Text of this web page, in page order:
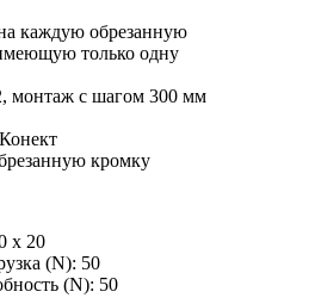
каждую обрезанную
только одну
монтаж с шагом 300 мм
кромку
х 20
(N): 50
(N): 50